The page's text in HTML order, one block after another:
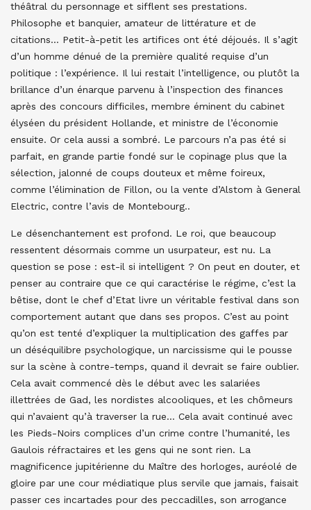
théâtral du personnage et sifflent ses prestations.
Philosophe et banquier, amateur de littérature et de
citations… Petit-à-petit les artifices ont été déjoués. Il s’agit
d’un homme dénué de la première qualité requise d’un
politique : l’expérience. Il lui restait l’intelligence, ou plutôt la
brillance d’un énarque parvenu à l’inspection des finances
après des concours difficiles, membre éminent du cabinet
élyséen du président Hollande, et ministre de l’économie
ensuite. Or cela aussi a sombré. Le parcours n’a pas été si
parfait, en grande partie fondé sur le copinage plus que la
sélection, jalonné de coups douteux et même foireux,
comme l’élimination de Fillon, ou la vente d’Alstom à General
Electric, contre l’avis de Montebourg..
Le désenchantement est profond. Le roi, que beaucoup
ressentent désormais comme un usurpateur, est nu. La
question se pose : est-il si intelligent ? On peut en douter, et
penser au contraire que ce qui caractérise le régime, c’est la
bêtise, dont le chef d’Etat livre un véritable festival dans son
comportement autant que dans ses propos. C’est au point
qu’on est tenté d’expliquer la multiplication des gaffes par
un déséquilibre psychologique, un narcissisme qui le pousse
sur la scène à contre-temps, quand il devrait se faire oublier.
Cela avait commencé dès le début avec les salariées
illettrées de Gad, les nordistes alcooliques, et les chômeurs
qui n’avaient qu’à traverser la rue… Cela avait continué avec
les Pieds-Noirs complices d’un crime contre l’humanité, les
Gaulois réfractaires et les gens qui ne sont rien. La
magnificence jupitérienne du Maître des horloges, auréolé de
gloire par une cour médiatique plus servile que jamais, faisait
passer ces incartades pour des peccadilles, son arrogance